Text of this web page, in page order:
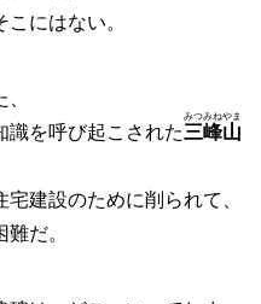
にはない。
識を呼び起こされた三峰山
みつみねやま
建設のために削られて、
だ。